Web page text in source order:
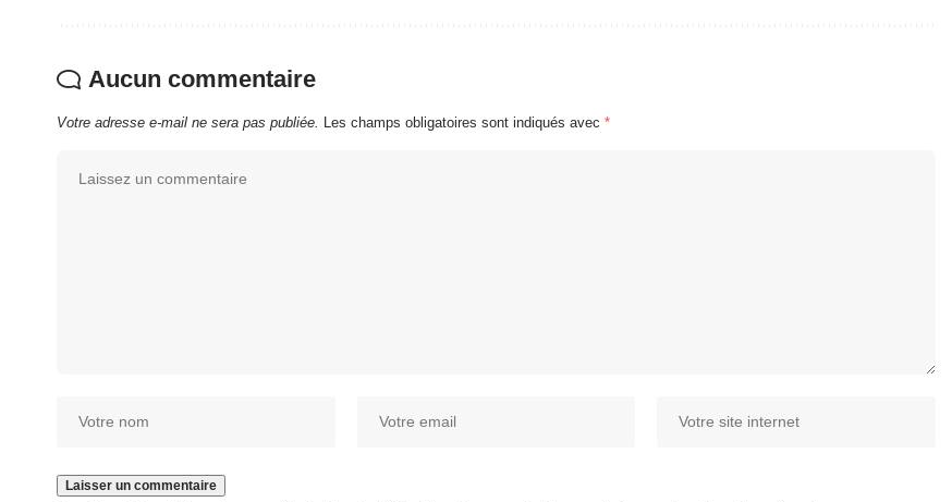
Aucun commentaire
Votre adresse e-mail ne sera pas publiée. Les champs obligatoires sont indiqués avec *